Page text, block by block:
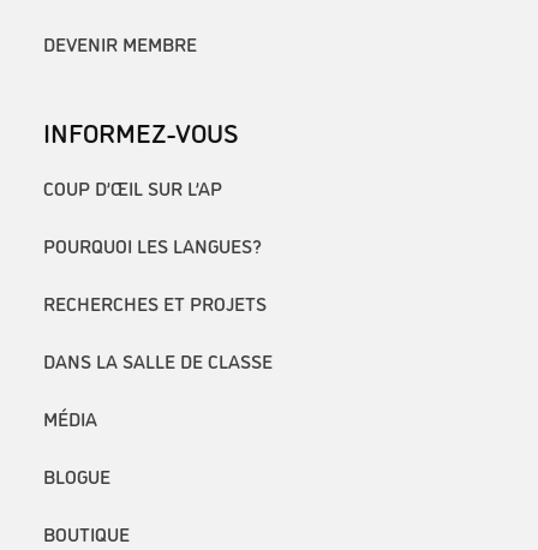
DEVENIR MEMBRE
INFORMEZ-VOUS
COUP D’ŒIL SUR L’AP
POURQUOI LES LANGUES?
RECHERCHES ET PROJETS
DANS LA SALLE DE CLASSE
MÉDIA
BLOGUE
BOUTIQUE